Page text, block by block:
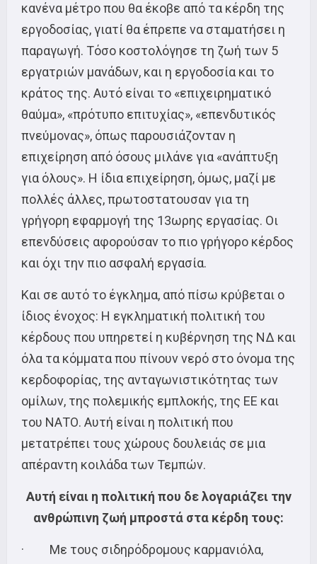
κανένα μέτρο που θα έκοβε από τα κέρδη της
εργοδοσίας, γιατί θα έπρεπε να σταματήσει η
παραγωγή. Τόσο κοστολόγησε τη ζωή των 5
εργατριών μανάδων, και η εργοδοσία και το
κράτος της. Αυτό είναι το «επιχειρηματικό
θαύμα», «πρότυπο επιτυχίας», «επενδυτικός
πνεύμονας», όπως παρουσιάζονταν η
επιχείρηση από όσους μιλάνε για «ανάπτυξη
για όλους». Η ίδια επιχείρηση, όμως, μαζί με
πολλές άλλες, πρωτοστατουσαν για τη
γρήγορη εφαρμογή της 13ωρης εργασίας. Οι
επενδύσεις αφορούσαν το πιο γρήγορο κέρδος
και όχι την πιο ασφαλή εργασία.
Και σε αυτό το έγκλημα, από πίσω κρύβεται ο
ίδιος ένοχος: Η εγκληματική πολιτική του
κέρδους που υπηρετεί η κυβέρνηση της ΝΔ και
όλα τα κόμματα που πίνουν νερό στο όνομα της
κερδοφορίας, της ανταγωνιστικότητας των
ομίλων, της πολεμικής εμπλοκής, της ΕΕ και
του ΝΑΤΟ. Αυτή είναι η πολιτική που
μετατρέπει τους χώρους δουλειάς σε μια
απέραντη κοιλάδα των Τεμπών.
Αυτή είναι η πολιτική που δε λογαριάζει την
ανθρώπινη ζωή μπροστά στα κέρδη τους:
· Με τους σιδηρόδρομους καρμανιόλα,